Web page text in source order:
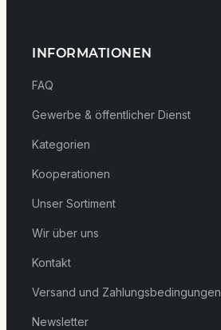
INFORMATIONEN
FAQ
Gewerbe & öffentlicher Dienst
Kategorien
Kooperationen
Unser Sortiment
Wir über uns
Kontakt
Versand und Zahlungsbedingungen
Newsletter